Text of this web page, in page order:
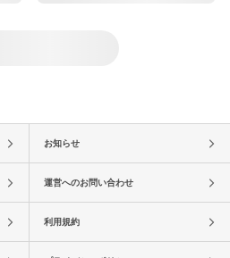
お知らせ
運営へのお問い合わせ
利用規約